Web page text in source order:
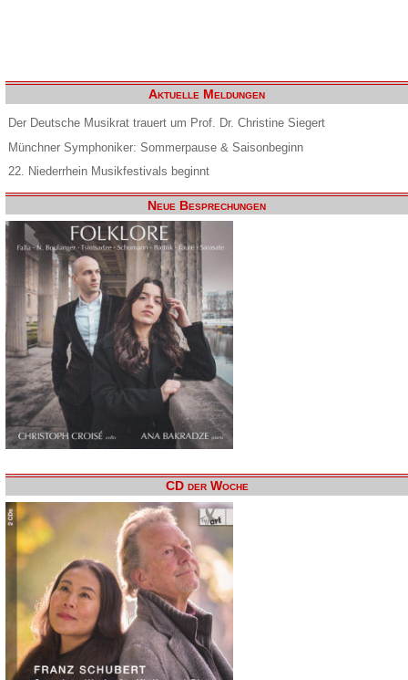
Aktuelle Meldungen
Der Deutsche Musikrat trauert um Prof. Dr. Christine Siegert
Münchner Symphoniker: Sommerpause & Saisonbeginn
22. Niederrhein Musikfestivals beginnt
Neue Besprechungen
CD der Woche